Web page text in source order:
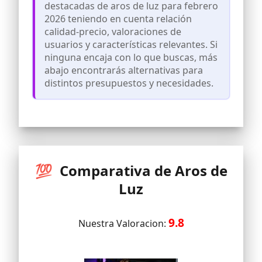
grabación desde ángulos distintos para
jugar con las distintas posiciones y
planos.
10 NIVELES DE BRILLO Y 3 TEMPERATURAS:
Cuenta con 3 TEMPERATURAS de luz y 10
NIVELES DE BRILLO que pueden
adaptarse para lograr siempre la
iluminación adecuada.
MANDO INCLUIDO: Nuestro aro de luz de
luz desde tu mano haciendo clic en el
destacadas de aros de luz para febrero
2026 teniendo en cuenta relación
calidad-precio, valoraciones de
usuarios y características relevantes. Si
ninguna encaja con lo que buscas, más
abajo encontrarás alternativas para
distintos presupuestos y necesidades.
💯 Comparativa de Aros de
Luz
Nuestra Valoracion: 9.8